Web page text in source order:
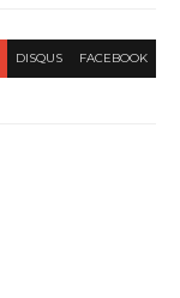
DISQUS FACEBOOK